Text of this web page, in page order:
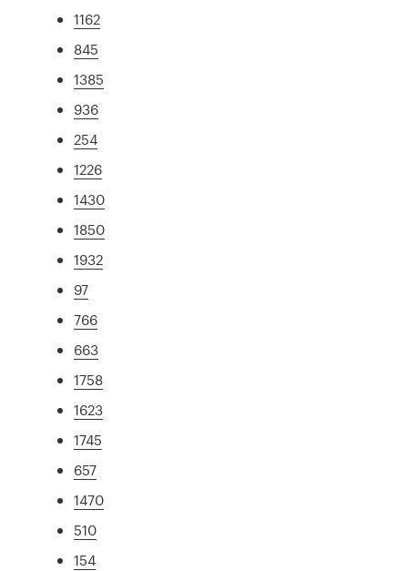
1162
845
1385
936
254
1226
1430
1850
1932
97
766
663
1758
1623
1745
657
1470
510
154